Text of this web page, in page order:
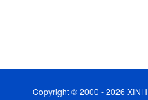
Copyright © 2000 - 2026